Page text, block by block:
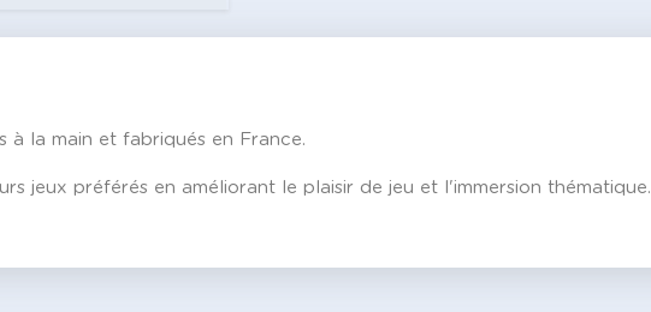
à la main et fabriqués en France.
jeux préférés en améliorant le plaisir de jeu et l'immersion thématique.